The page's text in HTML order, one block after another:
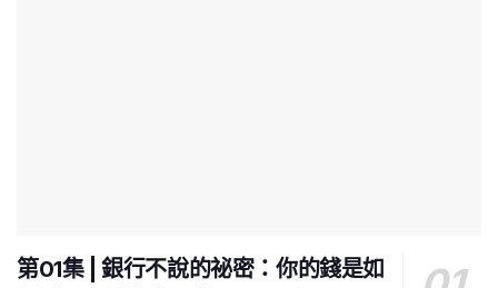
第01集 | 銀行不說的祕密：你的錢是如